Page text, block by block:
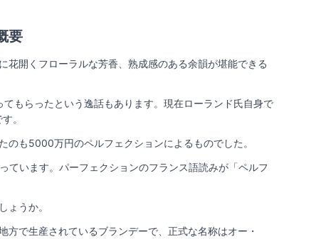
要
開くフローラルな芳香、熟成感のある余韻が堪能できる
もらったという逸話もあります。現在ローランド氏自身で
。
も5000万円のペルフェクションによるものでした。
います。パーフェクションのフランス語読みが「ペルフ
ょうか。
で生産されているブランデーで、正式な名称はオー・